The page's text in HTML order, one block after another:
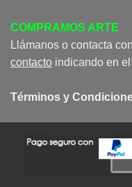
COMPRAMOS ARTE
Llámanos o contacta
contacto indicando en
Términos y